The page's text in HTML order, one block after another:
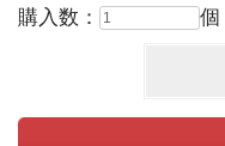
購入数： 個